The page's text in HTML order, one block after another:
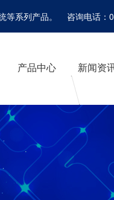
等系列产品。 咨询电话
产品中心 新闻资